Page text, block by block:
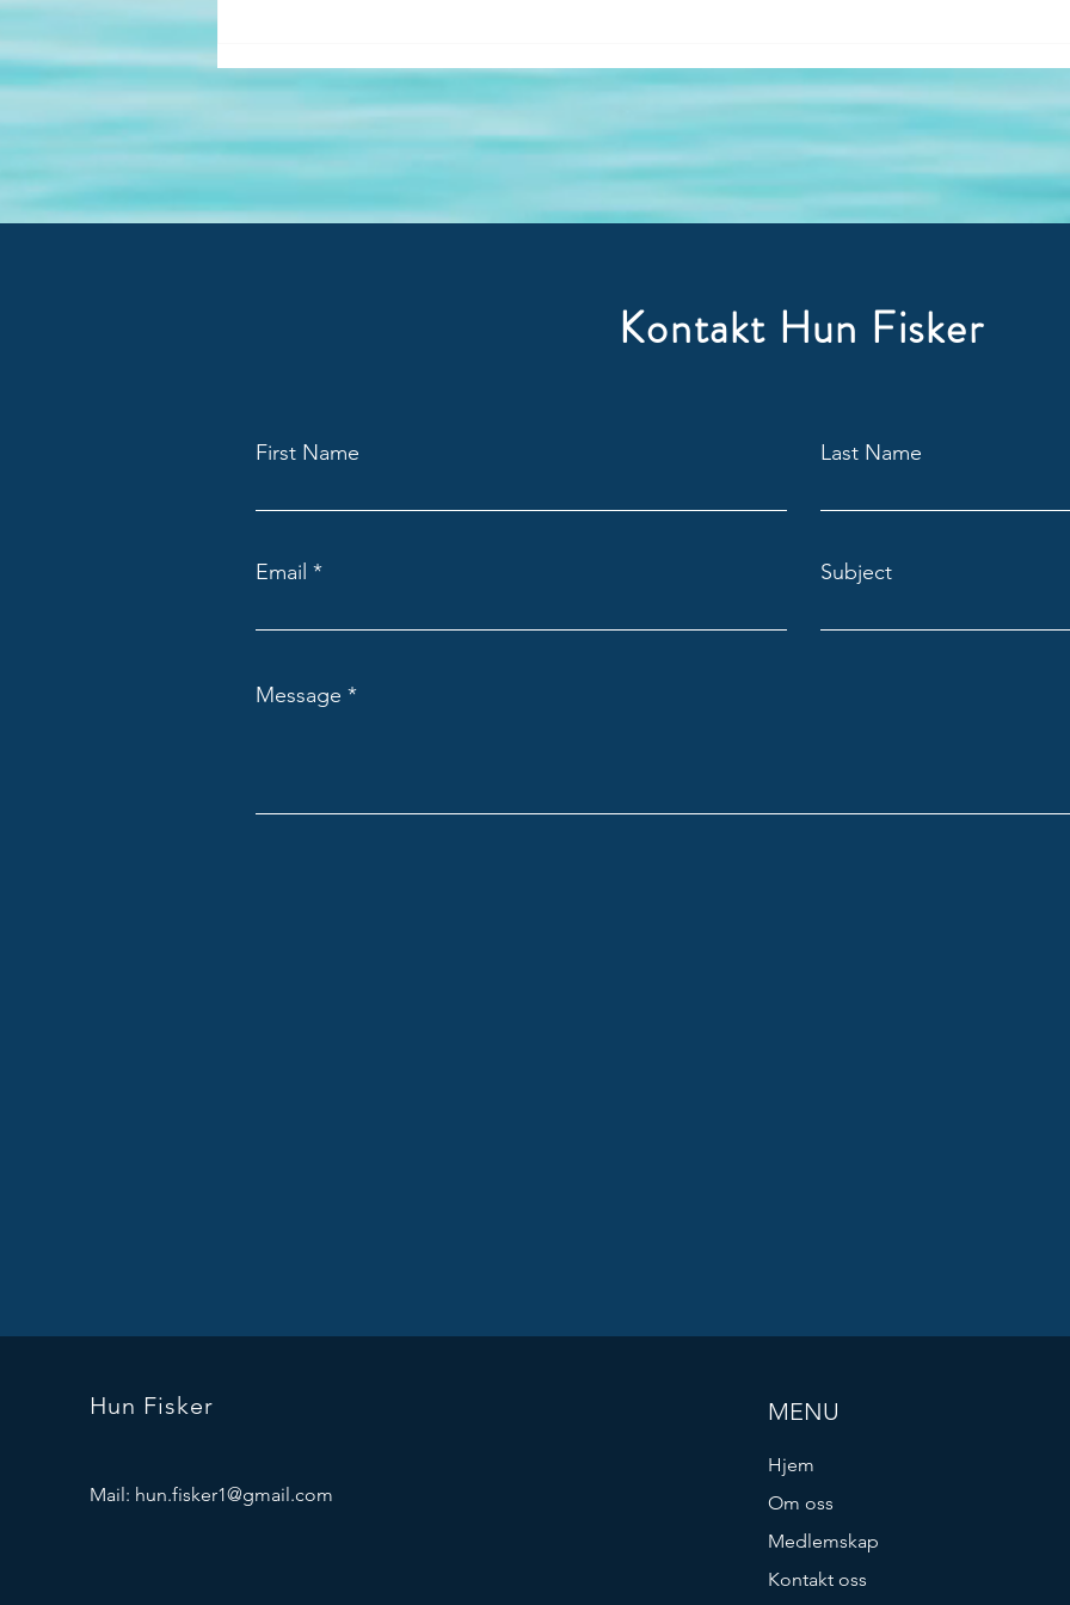
Kontakt Hun Fisker
First Name Last Name
Email Subject
Message
Hun Fisker
Mail: hun.fisker1@gmail.com
MENU
Hjem
Om oss
Medlemskap
Kontakt oss